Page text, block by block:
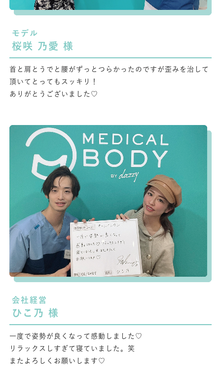
モデル
桜咲 乃愛 様
首と肩とうでと腰がずっとつらかったのですが歪みを治して
頂いてとってもスッキリ！
ありがとうございました♡
会社経営
ひこ乃 様
一度で姿勢が良くなって感動しました♡
リラックスしすぎて寝ていました。笑
またよろしくお願いします♡